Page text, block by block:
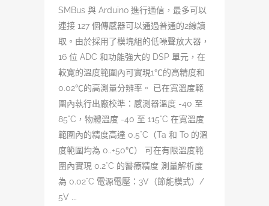
SMBus 與 Arduino 進行通信，最多可以
連接 127 個傳感器可以通過普通的2線讀
取。由於採用了模塊組的低噪聲放大器，
16 位 ADC 和功能強大的 DSP 單元，在
較寬的溫度範圍內可實現1℃的高精度和
0.02℃的高測量分辨率。 已在寬溫度範
圍內執行出廠校準：感測器溫度 -40 至
85°C，物體溫度 -40 至 115°C 在寬溫度
範圍內的精度高達 0.5°C（Ta 和 To 的溫
度範圍均為 0..+50℃） 可在有限溫度範
圍內實現 0.2°C 的醫療精度 測量解析度
為 0.02°C 電源電壓：3V（節能模式）/
5V ...